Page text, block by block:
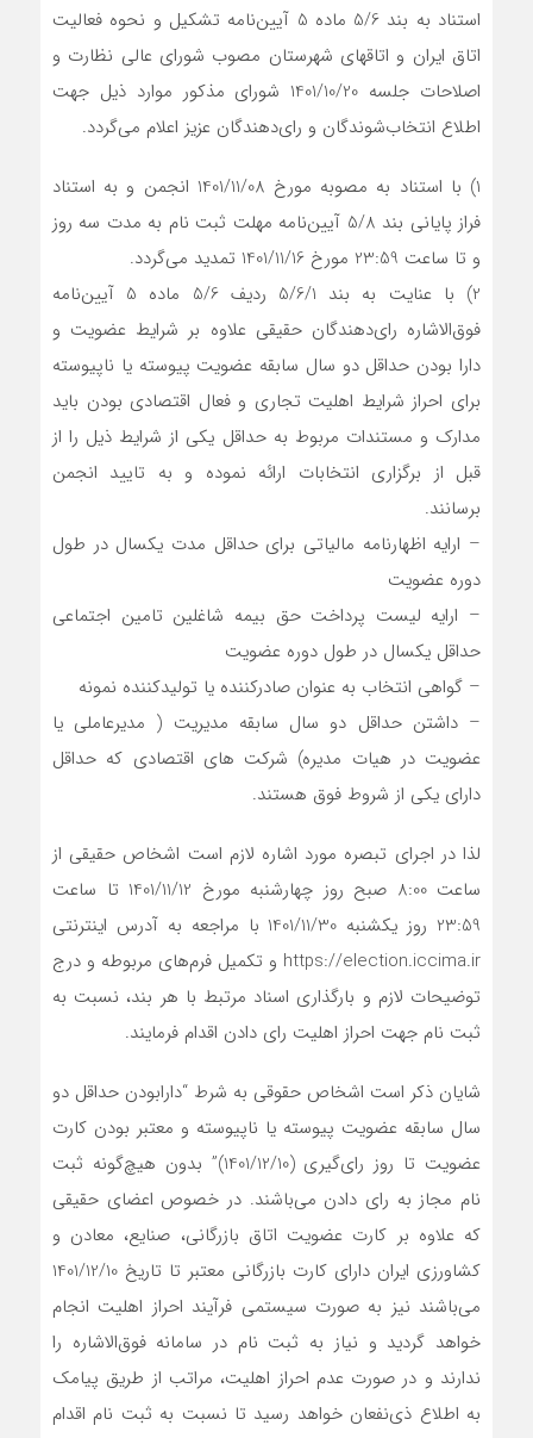
استناد به بند 5/6 ماده 5 آیین‌نامه تشکیل و نحوه فعالیت
اتاق ایران و اتاق‎های شهرستان مصوب شورای عالی نظارت و
اصلاحات جلسه 1401/10/20 شورای مذکور موارد ذیل جهت
اطلاع انتخاب‌شوندگان و رای‌دهندگان عزیز اعلام می‌گردد.
1) با استناد به مصوبه مورخ 1401/11/08 انجمن و به استناد
فراز پایانی بند 5/8 آیین‌نامه مهلت ثبت نام به مدت سه روز
و تا ساعت 23:59 مورخ 1401/11/16 تمدید می‌گردد.
2) با عنایت به بند 5/6/1 ردیف 5/6 ماده 5 آیین‌نامه
فوق‌الاشاره رای‌دهندگان حقیقی علاوه بر شرایط عضویت و
دارا بودن حداقل دو سال سابقه عضویت پیوسته یا ناپیوسته
برای احراز شرایط اهلیت تجاری و فعال اقتصادی بودن باید
مدارک و مستندات مربوط به حداقل یکی از شرایط ذیل را از
قبل از برگزاری انتخابات ارائه نموده و به تایید انجمن
برسانند.
– ارایه اظهارنامه مالیاتی برای حداقل مدت یکسال در طول
دوره عضویت
– ارایه لیست پرداخت حق بیمه شاغلین تامین اجتماعی
حداقل یکسال در طول دوره عضویت
– گواهی انتخاب به عنوان صادرکننده یا تولیدکننده نمونه
– داشتن حداقل دو سال سابقه مدیریت ( مدیرعاملی یا
عضویت در هیات مدیره) شرکت های اقتصادی که حداقل
دارای یکی از شروط فوق هستند.
لذا در اجرای تبصره مورد اشاره لازم است اشخاص حقیقی از
ساعت 8:00 صبح روز چهارشنبه مورخ 1401/11/12 تا ساعت
23:59 روز یکشنبه 1401/11/30 با مراجعه به آدرس اینترنتی
https://election.iccima.ir و تکمیل فرم‌های مربوطه و درج
توضیحات لازم و بارگذاری اسناد مرتبط با هر بند، نسبت به
ثبت نام جهت احراز اهلیت رای دادن اقدام فرمایند.
شایان ذکر است اشخاص حقوقی به شرط “دارابودن حداقل دو
سال سابقه عضویت پیوسته یا ناپیوسته و معتبر بودن کارت
عضویت تا روز رای‌گیری (1401/12/10)” بدون هیچ‌گونه ثبت
نام مجاز به رای دادن می‌باشند. در خصوص اعضای حقیقی
که علاوه بر کارت عضویت اتاق بازرگانی، صنایع، معادن و
کشاورزی ایران دارای کارت بازرگانی معتبر تا تاریخ 1401/12/10
می‌باشند نیز به صورت سیستمی فرآیند احراز اهلیت انجام
خواهد گردید و نیاز به ثبت نام در سامانه فوق‌الاشاره را
ندارند و در صورت عدم احراز اهلیت، مراتب از طریق پیامک
به اطلاع ذی‌نفعان خواهد رسید تا نسبت به ثبت نام اقدام